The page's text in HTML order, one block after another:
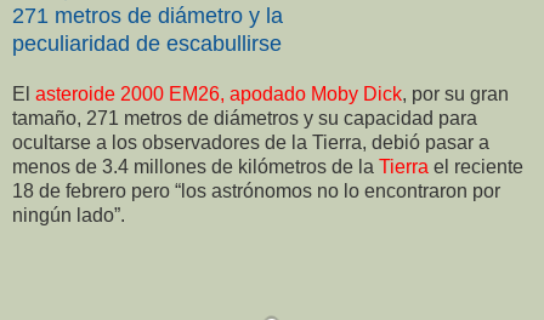
271 metros de diámetro y la
peculiaridad de escabullirse
El asteroide 2000 EM26, apodado Moby Dick, por su gran
tamaño, 271 metros de diámetros y su capacidad para
ocultarse a los observadores de la Tierra, debió pasar a
menos de 3.4 millones de kilómetros de la Tierra el reciente
18 de febrero pero “los astrónomos no lo encontraron por
ningún lado”.